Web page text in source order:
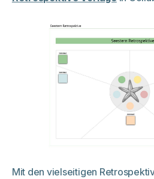
Mit den vielseitigen